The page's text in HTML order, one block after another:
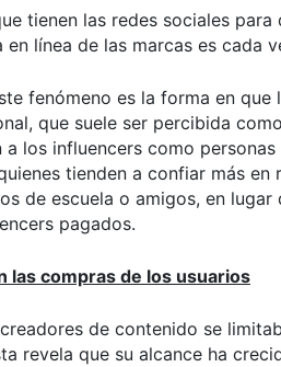
tienen las redes sociales
línea de las marcas es cada
fenómeno es la forma en
que suele ser percibida
los influencers como
tienden a confiar más
de escuela o amigos, en
pagados.
las compras de los usuarios
de contenido se
revela que su alcance ha